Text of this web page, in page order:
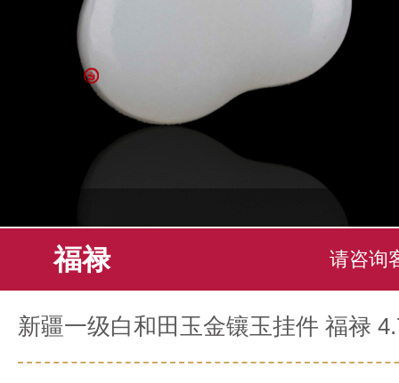
福禄 请咨询
新疆一级白和田玉金镶玉挂件 福禄